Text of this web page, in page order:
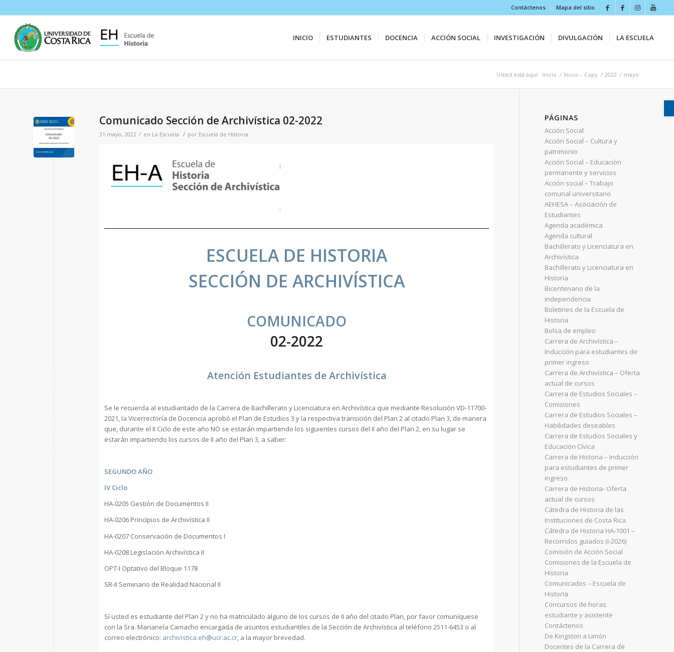
Contáctenos Mapa del sitio
INICIO ESTUDIANTES DOCENCIA ACCIÓN SOCIAL INVESTIGACIÓN DIVULGACIÓN LA ESCUELA
Usted está aquí: Inicio / Inicio – Copy / 2022 / mayo
Comunicado Sección de Archivística 02-2022
31 mayo, 2022 / en La Escuela / por Escuela de Historia
ESCUELA DE HISTORIA
SECCIÓN DE ARCHIVÍSTICA
COMUNICADO
02-2022
Atención Estudiantes de Archivística
Se le recuerda al estudiantado de la Carrera de Bachillerato y Licenciatura en Archivística que mediante Resolución VD-11700-
2021, la Vicerrectoría de Docencia aprobó el Plan de Estudios 3 y la respectiva transición del Plan 2 al citado Plan 3, de manera
que, durante el II Ciclo de este año NO se estarán impartiendo los siguientes cursos del II año del Plan 2, en su lugar se
estarán impartiendo los cursos de II año del Plan 3, a saber:
SEGUNDO AÑO
IV Ciclo
HA-0205 Gestión de Documentos II
HA-0206 Principios de Archivística II
HA-0207 Conservación de Documentos I
HA-0208 Legislación Archivística II
OPT-I Optativo del Bloque 1178
SR-II Seminario de Realidad Nacional II
Sí usted es estudiante del Plan 2 y no ha matriculado alguno de los cursos de II año del citado Plan, por favor comuníquese
con la Sra. Marianela Camacho encargada de asuntos estudiantiles de la Sección de Archivística al teléfono 2511-6453 o al
correo electrónico: archivistica.eh@ucr.ac.cr, a la mayor brevedad.
PÁGINAS
Acción Social
Acción Social – Cultura y
patrimonio
Acción Social – Educación
permanente y servicios
Acción social – Trabajo
comunal universitario
AEHESA – Asociación de
Estudiantes
Agenda académica
Agenda cultural
Bachillerato y Licenciatura en
Archivística
Bachillerato y Licenciatura en
Historia
Bicentenario de la
independencia
Boletines de la Escuela de
Historia
Bolsa de empleo
Carrera de Archivística –
Inducción para estudiantes de
primer ingreso
Carrera de Archivística – Oferta
actual de cursos
Carrera de Estudios Sociales –
Comisiones
Carrera de Estudios Sociales –
Habilidades deseables
Carrera de Estudios Sociales y
Educación Cívica
Carrera de Historia – Inducción
para estudiantes de primer
ingreso
Carrera de Historia- Oferta
actual de cursos
Cátedra de Historia de las
Instituciones de Costa Rica
Cátedra de Historia HA-1001 –
Recorridos guiados (I-2026)
Comisión de Acción Social
Comisiones de la Escuela de
Historia
Comunicados – Escuela de
Historia
Concursos de horas
estudiante y asistente
Contáctenos
De Kingston a Limón
Docentes de la Carrera de